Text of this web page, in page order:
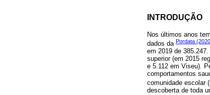
INTRODUÇÃO
Nos últimos anos
dados da Pordata (2020
em 2019 de
superior (em 2015
e 5.112 em Viseu).
comportamentos
comunidade escolar (
descoberta de toda